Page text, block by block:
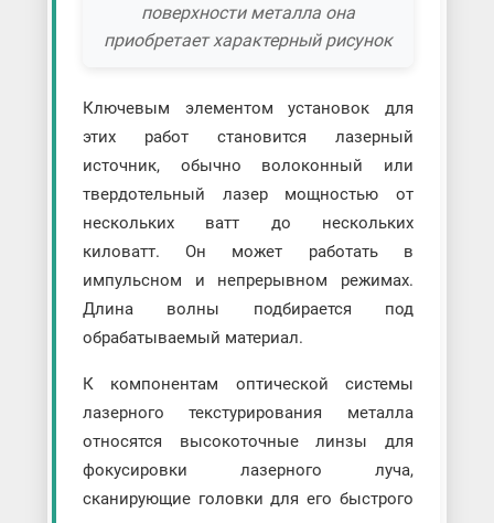
поверхности металла она
приобретает характерный рисунок
Ключевым элементом установок для
этих работ становится лазерный
источник, обычно волоконный или
твердотельный лазер мощностью от
нескольких ватт до нескольких
киловатт. Он может работать в
импульсном и непрерывном режимах.
Длина волны подбирается под
обрабатываемый материал.
К компонентам оптической системы
лазерного текстурирования металла
относятся высокоточные линзы для
фокусировки лазерного луча,
сканирующие головки для его быстрого